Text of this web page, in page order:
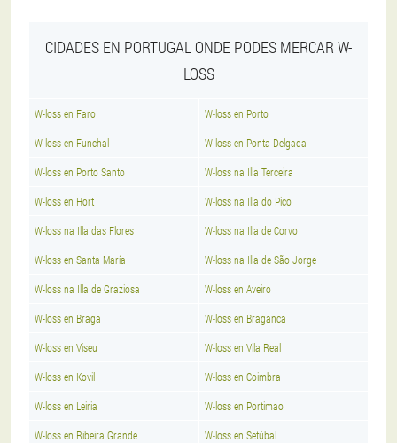
CIDADES EN PORTUGAL ONDE PODES MERCAR W-
LOSS
W-loss en Faro W-loss en Porto
W-loss en Funchal W-loss en Ponta Delgada
W-loss en Porto Santo W-loss na Illa Terceira
W-loss en Hort W-loss na Illa do Pico
W-loss na Illa das Flores W-loss na Illa de Corvo
W-loss en Santa María W-loss na Illa de São Jorge
W-loss na Illa de Graziosa W-loss en Aveiro
W-loss en Braga W-loss en Braganca
W-loss en Viseu W-loss en Vila Real
W-loss en Kovil W-loss en Coimbra
W-loss en Leiria W-loss en Portimao
W-loss en Ribeira Grande W-loss en Setúbal